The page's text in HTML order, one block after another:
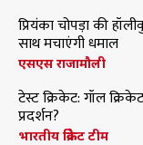
प्रियंका चोपड़ा की
साथ मचाएंगी धमाल
एसएस राजामौली
टेस्ट क्रिकेट: गॉल
प्रदर्शन?
भारतीय क्रिकेट टीम